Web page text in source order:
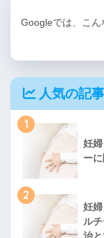
Googleでは、こん
人気の記事
1
妊
ー
2
妊
ル